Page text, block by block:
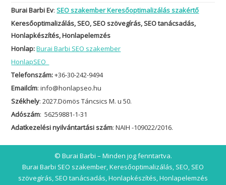
Burai Barbi Ev:SEO szakember Keresőoptimalizálás szakértő
Keresőoptimalizálás, SEO, SEO szövegírás, SEO tanácsadás,
Honlapkészítés, Honlapelemzés
Honlap:Burai Barbi SEO szakember
HonlapSEO
Telefonszám:+36-30-242-9494
Emailcím: info@honlapseo.hu
Székhely: 2027.Dömös Táncsics M. u 50.
Adószám: 56259881-1-31
Adatkezelési nyilvántartási szám: NAIH -109022/2016.
© Burai Barbi – Minden jog fenntartva.
Burai Barbi SEO szakember, Keresőoptimalizálás, SEO, SEO
szövegírás, SEO tanácsadás, Honlapkészítés, Honlapelemzés